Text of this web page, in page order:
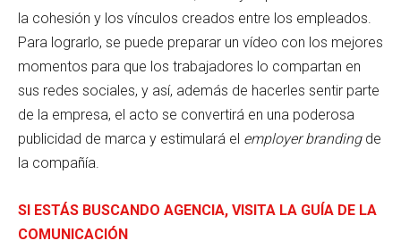
la cohesión y los vínculos creados entre los empleados.
Para lograrlo, se puede preparar un vídeo con los mejores
momentos para que los trabajadores lo compartan en
sus redes sociales, y así, además de hacerles sentir parte
de la empresa, el acto se convertirá en una poderosa
publicidad de marca y estimulará el employer brandingde
la compañía.
SI ESTÁS BUSCANDO AGENCIA, VISITA LA GUÍA DE LA
COMUNICACIÓN